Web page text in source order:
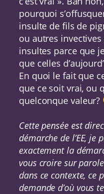
pourquoi
insulte de fils de
ou autres invectives
insultes parce que
que celles
En quoi le fait que
que ce soit vrai, ou
quelconque valeur?
Cette pensée est
démarche de l’EE, je
exactement la
vous croire sur
dans ce contexte, ce
demande d’où vous